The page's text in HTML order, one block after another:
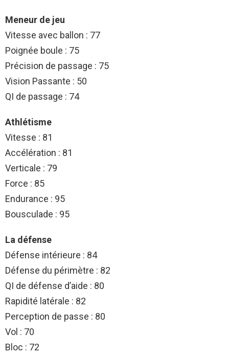
Meneur de jeu
Vitesse avec ballon : 77
Poignée boule : 75
Précision de passage : 75
Vision Passante : 50
QI de passage : 74
Athlétisme
Vitesse : 81
Accélération : 81
Verticale : 79
Force : 85
Endurance : 95
Bousculade : 95
La défense
Défense intérieure : 84
Défense du périmètre : 82
QI de défense d’aide : 80
Rapidité latérale : 82
Perception de passe : 80
Vol : 70
Bloc : 72